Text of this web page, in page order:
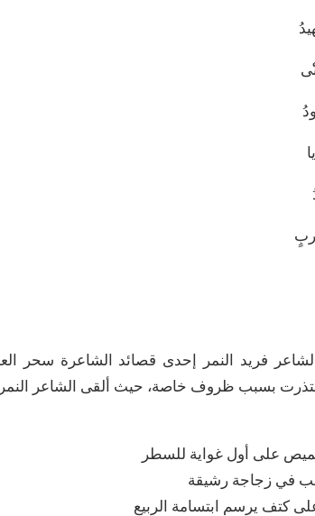
فريد النمر إحدى قصائد الشاعرة سحر
بسبب ظروف خاصة، حيث ألقى الشاعر
على أول غواية للسطر
في زجاجة رشيقة
كتف يرسم ابتسامة الربيع